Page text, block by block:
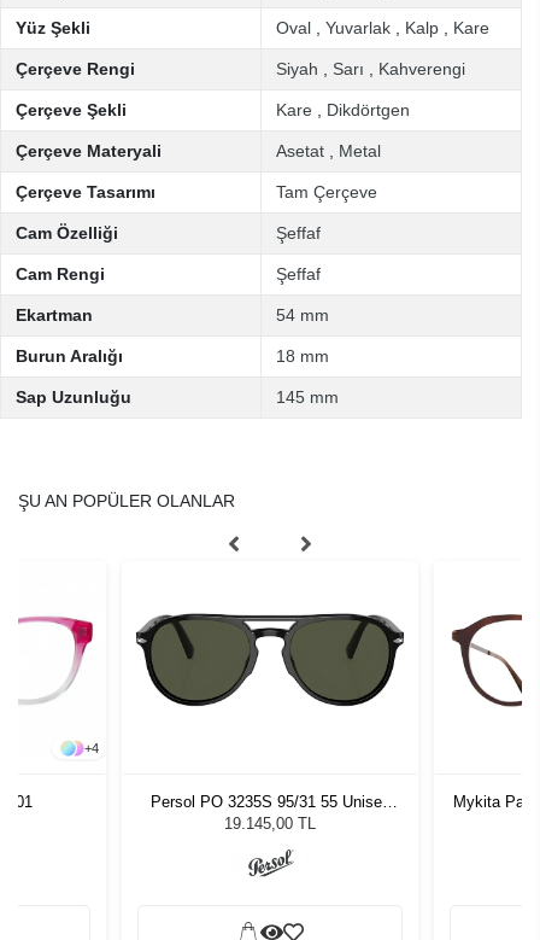
Yüz Şekli Oval Yuvarlak Kalp Kare
Çerçeve Rengi Siyah Sarı Kahverengi
Çerçeve Şekli Kare Dikdörtgen
Çerçeve Materyali Asetat Metal
Çerçeve Tasarımı Tam Çerçeve
Cam Özelliği Şeffaf
Cam Rengi Şeffaf
Ekartman 54 mm
Burun Aralığı 18 mm
Sap Uzunluğu 145 mm
ŞU AN POPÜLER OLANLAR
+4
Persol PO 3235S 95/31 55 Unisex
Güneş Gözlüğü
19.145,00 TL
Mykita